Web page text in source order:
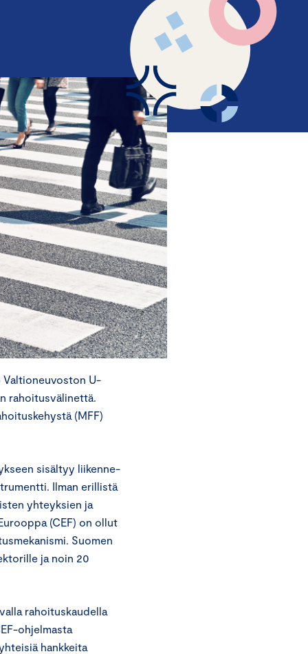
Valtioneuvoston U-
rahoitusvälinettä.
(MFF)
sisältyy liikenne-
Ilman erillistä
yhteyksien ja
(CEF) on ollut
Suomen
ja noin 20
rahoituskaudella
ohjelmasta
hankkeita